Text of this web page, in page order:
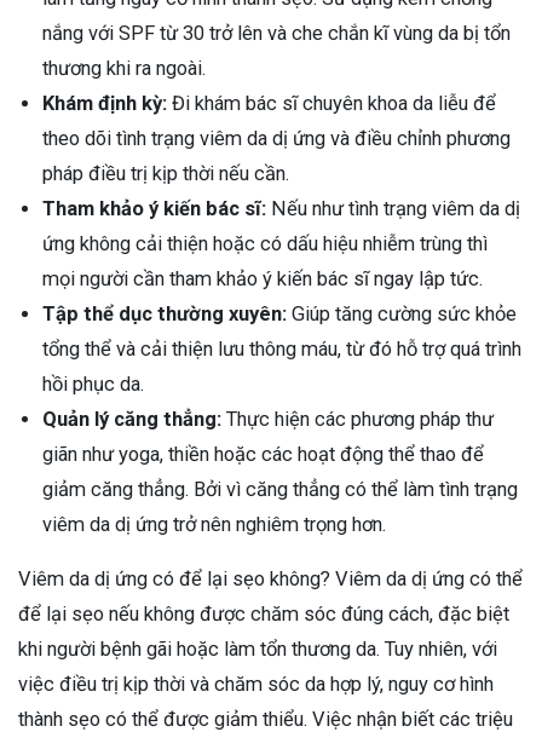
nắng với SPF từ 30 trở lên và che chắn kĩ vùng da bị tổn
thương khi ra ngoài.
Khám định kỳ: Đi khám bác sĩ chuyên khoa da liễu để
theo dõi tình trạng viêm da dị ứng và điều chỉnh phương
pháp điều trị kịp thời nếu cần.
Tham khảo ý kiến bác sĩ: Nếu như tình trạng viêm da dị
ứng không cải thiện hoặc có dấu hiệu nhiễm trùng thì
mọi người cần tham khảo ý kiến bác sĩ ngay lập tức.
Tập thể dục thường xuyên: Giúp tăng cường sức khỏe
tổng thể và cải thiện lưu thông máu, từ đó hỗ trợ quá trình
hồi phục da.
Quản lý căng thẳng: Thực hiện các phương pháp thư
giãn như yoga, thiền hoặc các hoạt động thể thao để
giảm căng thẳng. Bởi vì căng thẳng có thể làm tình trạng
viêm da dị ứng trở nên nghiêm trọng hơn.
Viêm da dị ứng có để lại sẹo không? Viêm da dị ứng có thể
để lại sẹo nếu không được chăm sóc đúng cách, đặc biệt
khi người bệnh gãi hoặc làm tổn thương da. Tuy nhiên, với
việc điều trị kịp thời và chăm sóc da hợp lý, nguy cơ hình
thành sẹo có thể được giảm thiểu. Việc nhận biết các triệu